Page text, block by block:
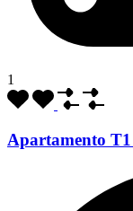
1
Apartamento